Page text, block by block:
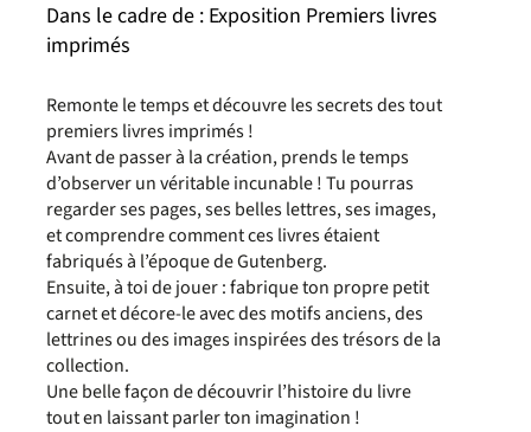
Dans le cadre de : Exposition Premiers livres
imprimés
Remonte le temps et découvre les secrets des tout
premiers livres imprimés !
Avant de passer à la création, prends le temps
d’observer un véritable incunable ! Tu pourras
regarder ses pages, ses belles lettres, ses images,
et comprendre comment ces livres étaient
fabriqués à l’époque de Gutenberg.
Ensuite, à toi de jouer : fabrique ton propre petit
carnet et décore-le avec des motifs anciens, des
lettrines ou des images inspirées des trésors de la
collection.
Une belle façon de découvrir l’histoire du livre
tout en laissant parler ton imagination !